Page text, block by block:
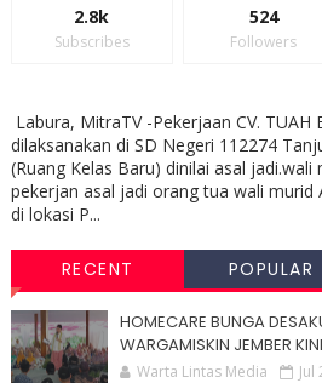
2.8k
Subscribes
524
Followers
Labura, MitraTV -Pekerjaan CV. TUAH
dilaksanakan di SD Negeri 112274
(Ruang Kelas Baru) dinilai asal
pekerjan asal jadi orang tua wali murid
di lokasi P...
RECENT POPULAR
HOMECARE BUNGA
WARGAMISKIN JEMBER
Warta Lintas Media Jul